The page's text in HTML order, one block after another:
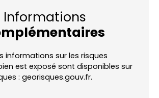
Informations
informations sur les risques
est exposé sont disponibles sur
: georisques.gouv.fr.